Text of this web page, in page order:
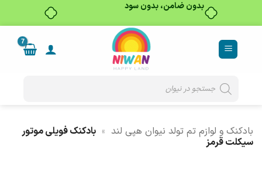
بدون ضامن، بدون سود
content
search
بادکنک و لوازم تم تولد نیوان هپی لند » بادکنک فویلی موتور
سیکلت قرمز